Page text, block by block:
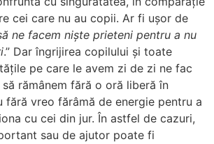
cei care nu au copii. Ar fi ușor de
ne facem niște prieteni pentru a nu
.” Dar îngrijirea copilului și toate
pe care le avem zi de zi ne fac
rămânem fără o oră liberă în
fără vreo fărâmă de energie pentru a
cu cei din jur. În astfel de cazuri,
sau de ajutor poate fi